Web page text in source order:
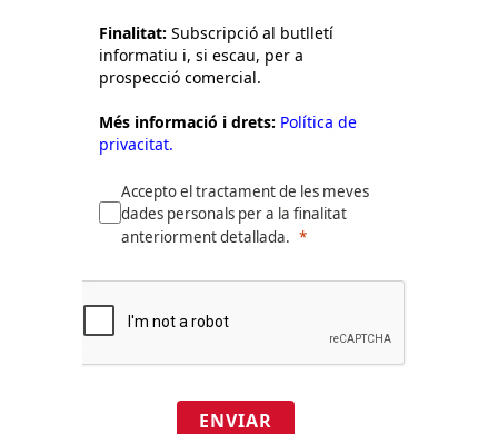
Finalitat: Subscripció al butlletí
informatiu i, si escau, per a
prospecció comercial.
Més informació i drets: Política de
privacitat.
Accepto el tractament de les meves
dades personals per a la finalitat
anteriorment detallada.
ENVIAR